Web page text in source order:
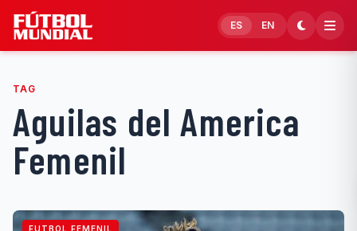
Skip to content
ES EN
TAG
Aguilas del America
Femenil
FUTBOL FEMENIL